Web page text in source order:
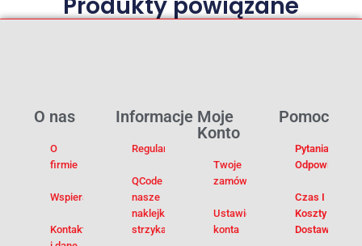
Pomoc
Pytania I
Odpowiedzi
Czas I
Koszty
Dostawy
Moje
Konto
Twoje
zamówienia
Ustawienia
konta
Informacje
Regulamin
QCode –
nasze
naklejki na
strzykawki
O nas
O
firmie
Wspieramy
Kontakt